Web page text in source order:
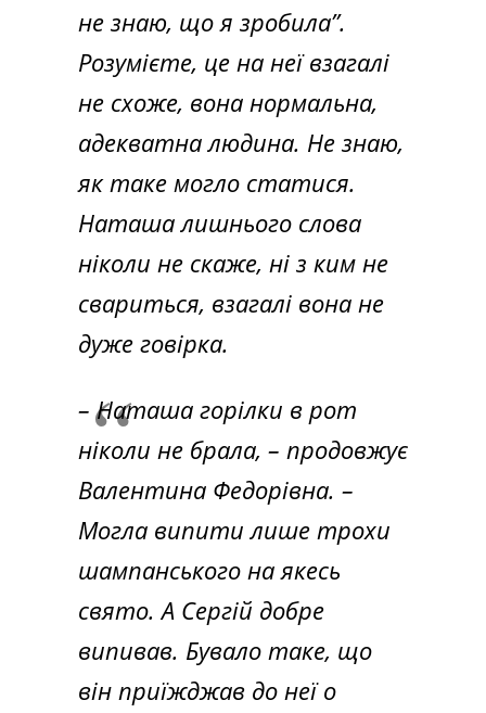
не знаю, що я зробила”.
Розумієте, це на неї взагалі
не схоже, вона нормальна,
адекватна людина. Не знаю,
як таке могло статися.
Наташа лишнього слова
ніколи не скаже, ні з ким не
свариться, взагалі вона не
дуже говірка.
– Наташа горілки в рот
ніколи не брала, – продовжує
Валентина Федорівна. –
Могла випити лише трохи
шампанського на якесь
свято. А Сергій добре
випивав. Бувало таке, що
він приїжджав до неї о